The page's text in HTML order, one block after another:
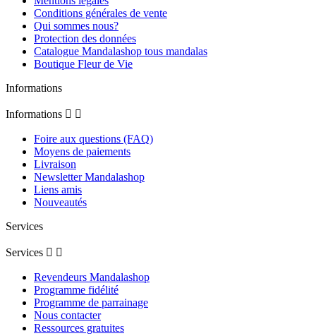
Conditions générales de vente
Qui sommes nous?
Protection des données
Catalogue Mandalashop tous mandalas
Boutique Fleur de Vie
Informations
Informations  
Foire aux questions (FAQ)
Moyens de paiements
Livraison
Newsletter Mandalashop
Liens amis
Nouveautés
Services
Services  
Revendeurs Mandalashop
Programme fidélité
Programme de parrainage
Nous contacter
Ressources gratuites